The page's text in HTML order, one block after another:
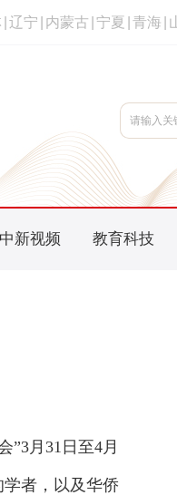
辽宁 内蒙古 宁夏 青海
中新视频 教育科技
月31日至4月
者，以及华侨